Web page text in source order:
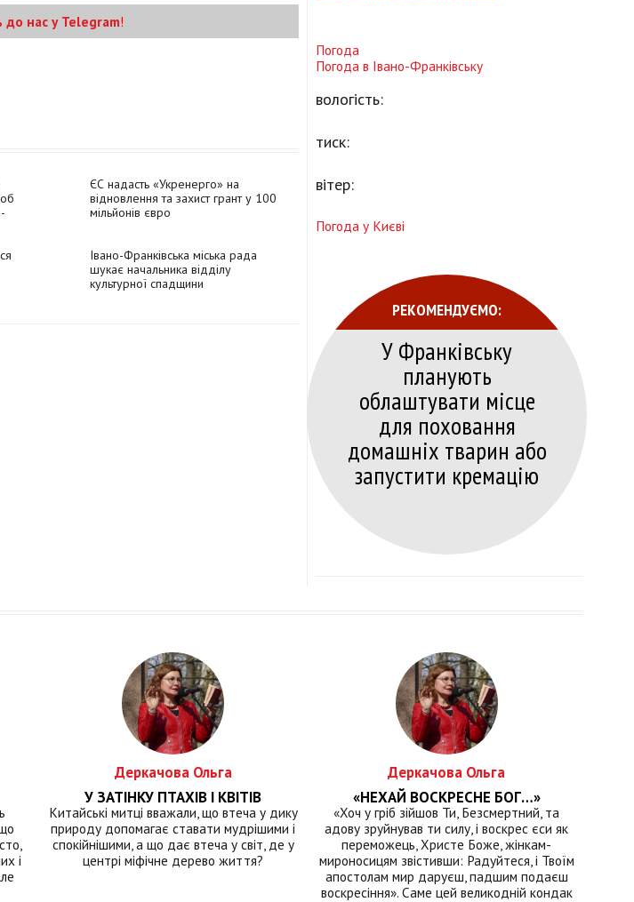
до нас у Telegram!
ЄС надасть «Укренерго» на
відновлення та захист грант у 100
мільйонів євро
Івано-Франківська міська рада
шукає начальника відділу
культурної спадщини
Погода
Погода в Івано-Франківську
вологість:
тиск:
вітер:
Погода у Києві
РЕКОМЕНДУЄМО:
У Франківську
планують
облаштувати місце
для поховання
домашніх тварин або
запустити кремацію
і
Деркачова Ольга
У ЗАТІНКУ ПТАХІВ І КВІТІВ
Китайські митці вважали, що втеча у дику
природу допомагає ставати мудрішими і
спокійнішими, а що дає втеча у світ, де у
центрі міфічне дерево життя?
Деркачова Ольга
«НЕХАЙ ВОСКРЕСНЕ БОГ…»
«Хоч у гріб зійшов Ти, Безсмертний, та
адову зруйнував ти силу, і воскрес єси як
переможець, Христе Боже, жінкам-
мироносицям звістивши: Радуйтеся, і Твоїм
апостолам мир даруєш, падшим подаєш
воскресіння». Саме цей великодній кондак